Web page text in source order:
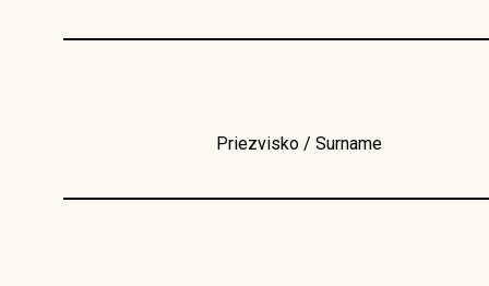
Priezvisko / Surname